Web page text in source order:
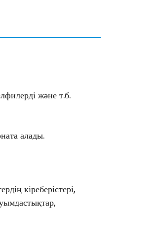
және т.б.
алады.
кіреберістері,